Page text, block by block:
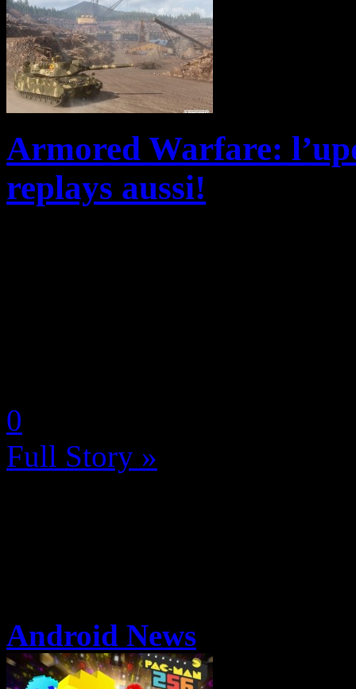
Armored Warfare:
replays aussi!
0
Full Story »
Android News